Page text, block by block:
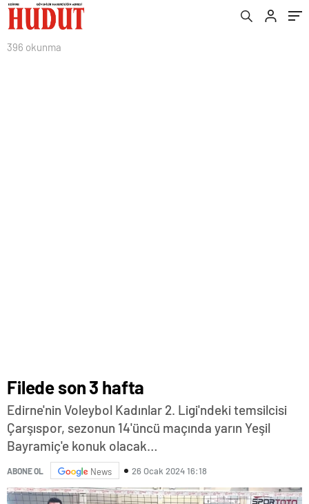
396 okunma
Filede son 3 hafta
Edirne'nin Voleybol Kadınlar 2. Ligi'ndeki temsilcisi
Çarşıspor, sezonun 14'üncü maçında yarın Yeşil
Bayramiç'e konuk olacak…
ABONE OL News 26 Ocak 2024 16:18